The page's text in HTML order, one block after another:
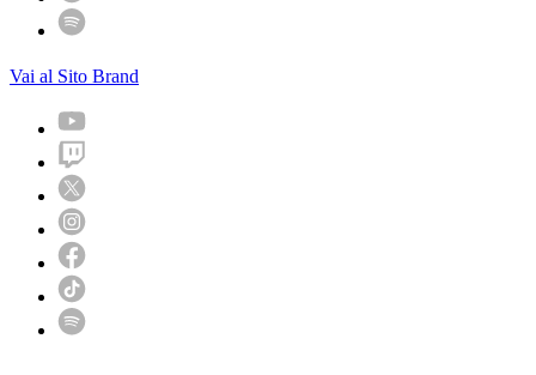
Vai al Sito Brand